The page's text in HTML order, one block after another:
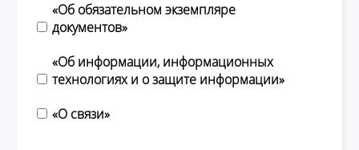
«Об обязательном экземпляре
документов»
«Об информации, информационных
технологиях и о защите информации»
«О связи»